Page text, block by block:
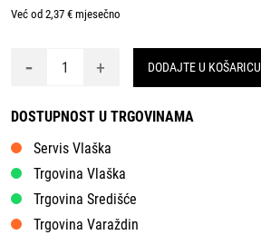
Već od 2,37 € mjesečno
- + DODAJTE U KOŠARICU
DOSTUPNOST U TRGOVINAMA
Servis Vlaška
Trgovina Vlaška
Trgovina Središće
Trgovina Varaždin